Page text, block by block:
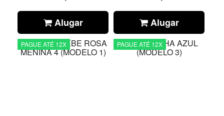
Alugar Alugar
PAGUE ATÉ 12X PAGUE ATÉ 12X